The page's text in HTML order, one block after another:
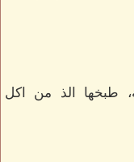
طبخها الذ من اكل